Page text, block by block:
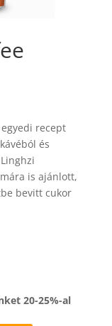
recept
és
is ajánlott,
bevitt cukor
20-25%-al